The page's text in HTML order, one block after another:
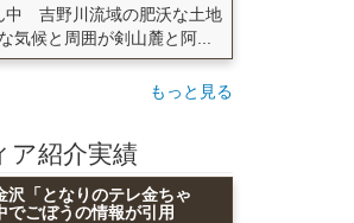
吉野川流域の肥沃な土地
気候と周囲が剣山麓と阿...
もっと見る
ア紹介実績
沢「となりのテレ金ちゃ
でごぼうの情報が引用